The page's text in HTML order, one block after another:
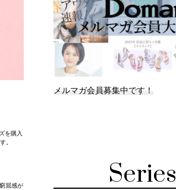
を購入
。
屈感が
メルマガ会員募集中です！
Series